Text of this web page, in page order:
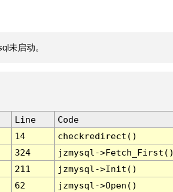
未启动。
Line
Code
14
checkredirect()
324
jzmysql-
211
jzmysql->Init()
62
jzmysql->Open()